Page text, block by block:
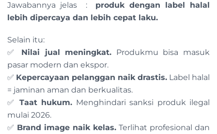
Jawabannya jelas : produk dengan label halal
lebih dipercaya dan lebih cepat laku.
Selain itu:
✅ Nilai jual meningkat. Produkmu bisa masuk
pasar modern dan ekspor.
✅ Kepercayaan pelanggan naik drastis. Label halal
= jaminan aman dan berkualitas.
✅ Taat hukum. Menghindari sanksi produk ilegal
mulai 2026.
✅ Brand image naik kelas. Terlihat profesional dan